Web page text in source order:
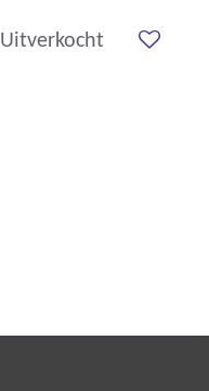
Uitverkocht